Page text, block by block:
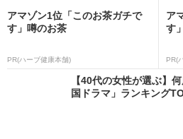
アマゾン1位「このお茶ガチで
す」噂のお茶
PR(ハーブ健康本舗)
ア
す
PR(
【40代の女性が選ぶ】
国ドラマ」ランキング